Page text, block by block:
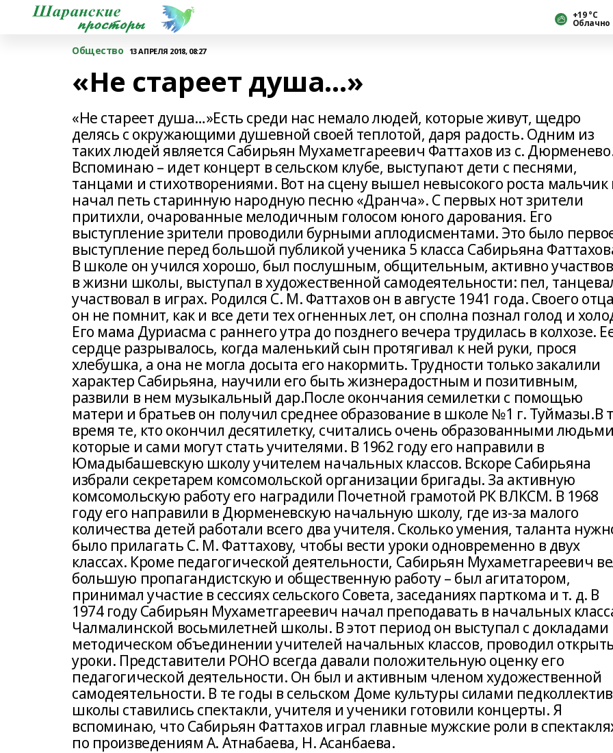
+19 °С
Облачно
Общество 13 АПРЕЛЯ 2018, 08:27
«Не стареет душа…»
«Не стареет душа…»Есть среди нас немало людей, которые живут, щедро
делясь с окружающими душевной своей теплотой, даря радость. Одним из
таких людей является Сабирьян Мухаметгареевич Фаттахов из с.
Вспоминаю – идет концерт в сельском клубе, выступают дети с песнями,
танцами и стихотворениями. Вот на сцену вышел невысокого роста мальчик
начал петь старинную народную песню «Дранча». С первых нот зрители
притихли, очарованные мелодичным голосом юного дарования. Его
выступление зрители проводили бурными аплодисментами. Это было
выступление перед большой публикой ученика 5 класса Сабирьяна
В школе он учился хорошо, был послушным, общительным, активно
в жизни школы, выступал в художественной самодеятельности: пел,
участвовал в играх. Родился С. М. Фаттахов он в августе 1941 года. Своего отца
он не помнит, как и все дети тех огненных лет, он сполна познал голод и
Его мама Дуриасма с раннего утра до позднего вечера трудилась в колхозе.
сердце разрывалось, когда маленький сын протягивал к ней руки, прося
хлебушка, а она не могла досыта его накормить. Трудности только закалили
характер Сабирьяна, научили его быть жизнерадостным и позитивным,
развили в нем музыкальный дар.После окончания семилетки с помощью
матери и братьев он получил среднее образование в школе №1 г. Туймазы.В
время те, кто окончил десятилетку, считались очень образованными
которые и сами могут стать учителями. В 1962 году его направили в
Юмадыбашевскую школу учителем начальных классов. Вскоре Сабирьяна
избрали секретарем комсомольской организации бригады. За активную
комсомольскую работу его наградили Почетной грамотой РК ВЛКСМ. В 1968
году его направили в Дюрменевскую начальную школу, где из-за малого
количества детей работали всего два учителя. Сколько умения, таланта
было прилагать С. М. Фаттахову, чтобы вести уроки одновременно в двух
классах. Кроме педагогической деятельности, Сабирьян Мухаметгареевич
большую пропагандистскую и общественную работу – был агитатором,
принимал участие в сессиях сельского Совета, заседаниях парткома и т. д. В
1974 году Сабирьян Мухаметгареевич начал преподавать в начальных
Чалмалинской восьмилетней школы. В этот период он выступал с докладами
методическом объединении учителей начальных классов, проводил
уроки. Представители РОНО всегда давали положительную оценку его
педагогической деятельности. Он был и активным членом художественной
самодеятельности. В те годы в сельском Доме культуры силами
школы ставились спектакли, учителя и ученики готовили концерты. Я
вспоминаю, что Сабирьян Фаттахов играл главные мужские роли в
по произведениям А. Атнабаева, Н. Асанбаева.